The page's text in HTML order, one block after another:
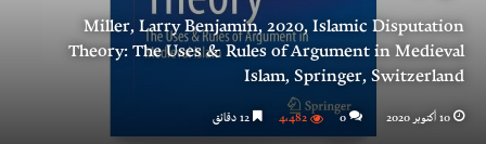
Miller, Larry Benjamin, 2020, Islamic Disputation
Theory: The Uses & Rules of Argument in Medieval
Islam, Springer, Switzerland
10 أكتوبر 2020 0 4٬482